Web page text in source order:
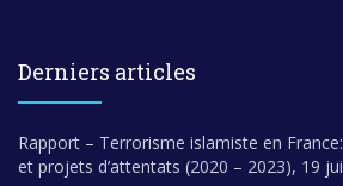
Derniers articles
Rapport – Terrorisme islamiste en
et projets d’attentats (2020 – 2023), 19